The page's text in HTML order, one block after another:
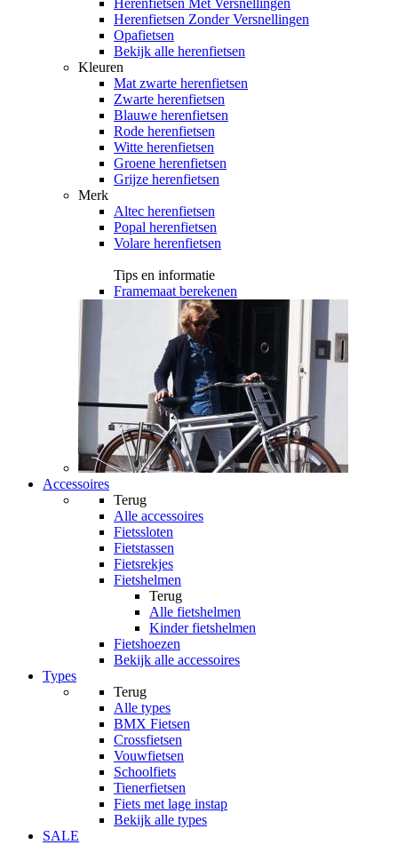
Herenfietsen Met Versnellingen
Herenfietsen Zonder Versnellingen
Opafietsen
Bekijk alle herenfietsen
Kleuren
Mat zwarte herenfietsen
Zwarte herenfietsen
Blauwe herenfietsen
Rode herenfietsen
Witte herenfietsen
Groene herenfietsen
Grijze herenfietsen
Merk
Altec herenfietsen
Popal herenfietsen
Volare herenfietsen
Tips en informatie
Framemaat berekenen
Accessoires
Terug
Alle accessoires
Fietssloten
Fietstassen
Fietsrekjes
Fietshelmen
Terug
Alle fietshelmen
Kinder fietshelmen
Fietshoezen
Bekijk alle accessoires
Types
Terug
Alle types
BMX Fietsen
Crossfietsen
Vouwfietsen
Schoolfiets
Tienerfietsen
Fiets met lage instap
Bekijk alle types
SALE